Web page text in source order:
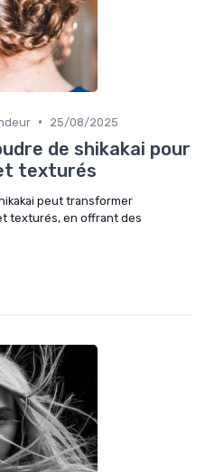
• 25/08/2025
de shikakai pour
texturés
peut transformer
texturés, en offrant des